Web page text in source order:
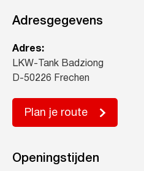
Adresgegevens
Adres:
LKW-Tank Badziong
D-50226 Frechen
Plan je route
Openingstijden